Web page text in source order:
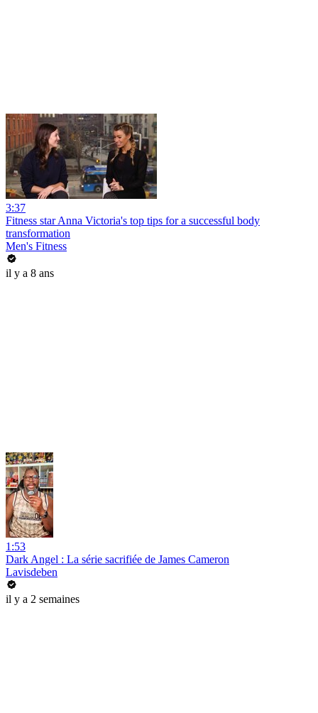
3:37
Fitness star Anna Victoria's top tips for a successful body
transformation
Men's Fitness
il y a 8 ans
1:53
Dark Angel : La série sacrifiée de James Cameron
Lavisdeben
il y a 2 semaines